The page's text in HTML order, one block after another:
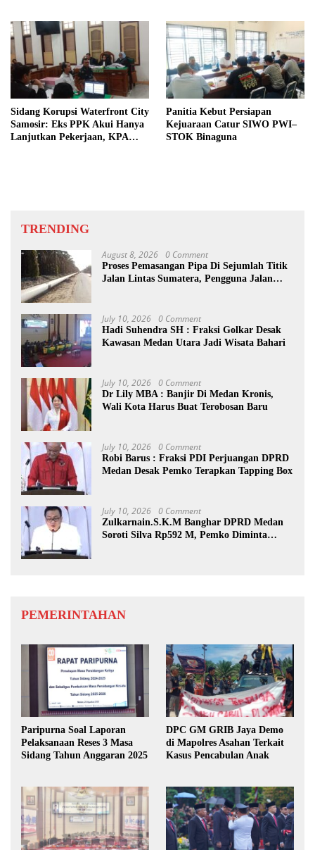
Sidang Korupsi Waterfront City
Samosir: Eks PPK Akui Hanya
Lanjutkan Pekerjaan, KPA
Panitia Kebut Persiapan
Kejuaraan Catur SIWO PWI–
STOK Binaguna
TRENDING
August 8, 2026 0 Comment
Proses Pemasangan Pipa Di Sejumlah Titik
Jalan Lintas Sumatera, Pengguna Jalan
July 10, 2026 0 Comment
Hadi Suhendra SH : Fraksi Golkar Desak
Kawasan Medan Utara Jadi Wisata Bahari
July 10, 2026 0 Comment
Dr Lily MBA : Banjir Di Medan Kronis,
Wali Kota Harus Buat Terobosan Baru
July 10, 2026 0 Comment
Robi Barus : Fraksi PDI Perjuangan DPRD
Medan Desak Pemko Terapkan Tapping Box
July 10, 2026 0 Comment
Zulkarnain.S.K.M Banghar DPRD Medan
Soroti Silva Rp592 M, Pemko Diminta
PEMERINTAHAN
Paripurna Soal Laporan
Pelaksanaan Reses 3 Masa
Sidang Tahun Anggaran 2025
DPC GM GRIB Jaya Demo
di Mapolres Asahan Terkait
Kasus Pencabulan Anak